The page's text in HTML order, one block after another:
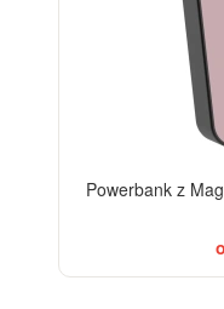
Powerbank z